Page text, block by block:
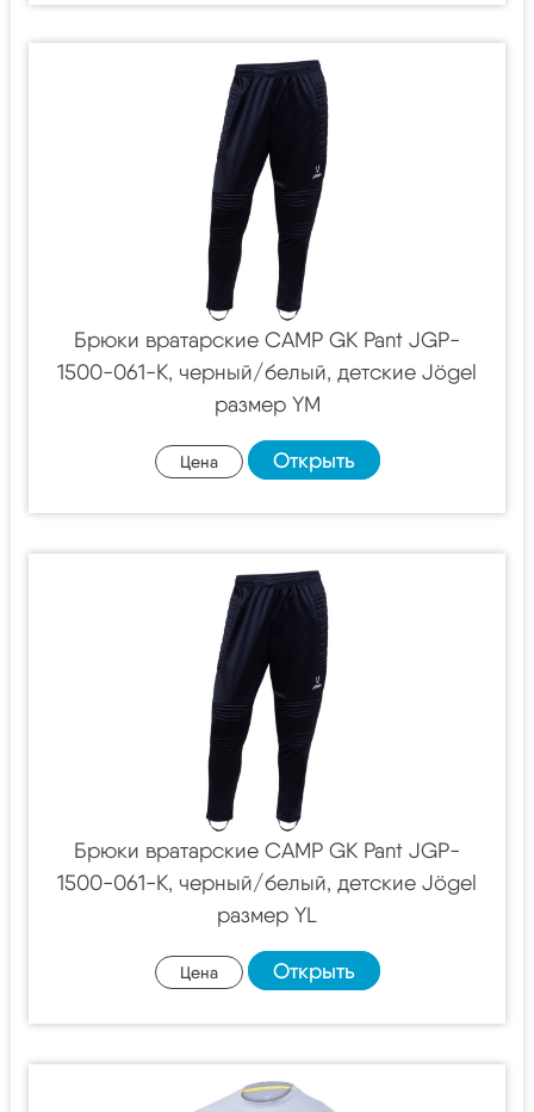
Брюки вратарские CAMP GK Pant JGP-
1500-061-K, черный/белый, детские Jögel
размер YM
Цена Открыть
Брюки вратарские CAMP GK Pant JGP-
1500-061-K, черный/белый, детские Jögel
размер YL
Цена Открыть